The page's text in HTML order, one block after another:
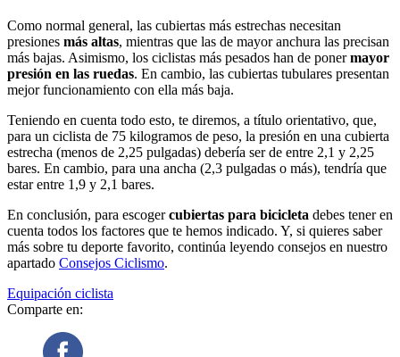
Como normal general, las cubiertas más estrechas necesitan
presiones más altas, mientras que las de mayor anchura las precisan
más bajas. Asimismo, los ciclistas más pesados han de ponermayor
presión en las ruedas. En cambio, las cubiertas tubulares presentan
mejor funcionamiento con ella más baja.
Teniendo en cuenta todo esto, te diremos, a título orientativo, que,
para un ciclista de 75 kilogramos de peso, la presión en una cubierta
estrecha (menos de 2,25 pulgadas) debería ser de entre 2,1 y 2,25
bares. En cambio, para una ancha (2,3 pulgadas o más), tendría que
estar entre 1,9 y 2,1 bares.
En conclusión, para escogercubiertas para bicicleta debes tener en
cuenta todos los factores que te hemos indicado. Y, si quieres saber
más sobre tu deporte favorito, continúa leyendo consejos en nuestro
apartado Consejos Ciclismo.
Equipación ciclista
Comparte en: